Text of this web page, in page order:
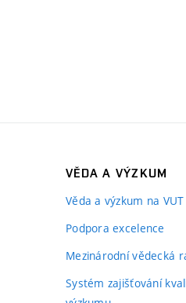
VĚDA A VÝZKUM
Věda a výzkum na VUT
Podpora excelence
Mezinárodní vědecká
Systém zajišťování